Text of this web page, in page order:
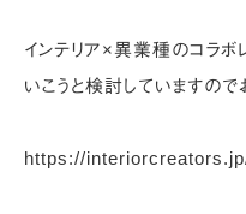
インテリア×異業種のコラボ
いこうと検討していますの
https://